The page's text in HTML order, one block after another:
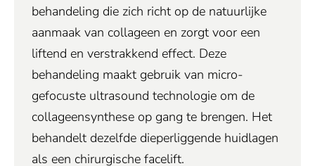
behandeling die zich richt op de natuurlijke
aanmaak van collageen en zorgt voor een
liftend en verstrakkend effect. Deze
behandeling maakt gebruik van micro-
gefocuste ultrasound technologie om de
collageensynthese op gang te brengen. Het
behandelt dezelfde dieperliggende huidlagen
als een chirurgische facelift.